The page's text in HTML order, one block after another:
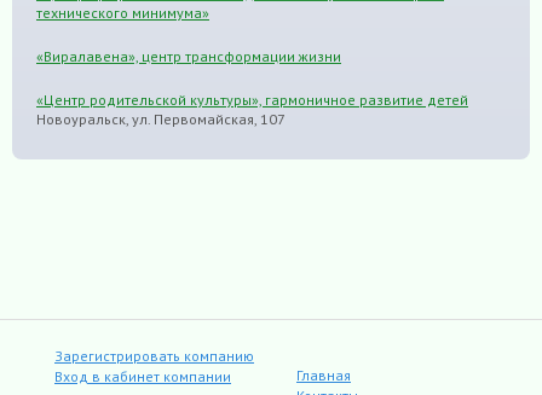
технического минимума»
«Виралавена», центр трансформации жизни
«Центр родительской культуры», гармоничное развитие детей
Новоуральск, ул. Первомайская, 107
Зарегистрировать компанию
Вход в кабинет компании
Главная